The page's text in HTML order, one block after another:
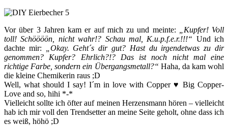
Vor über 3 Jahren kam er auf mich zu und meinte:
„Kupfer! Voll
toll! Schöööön, nicht wahr!? Schau mal, K.u.p.f.e.r.!!!“ Und ich
dachte mir:
„Okay. Geht´s dir gut? Hast du irgendetwas zu dir
genommen? Kupfer? Ehrlich?!? Das ist noch nicht mal eine
richtige Farbe, sondern ein Übergangsmetall?“ Haha, da kam wohl
die kleine Chemikerin raus ;D
Well, what should I say! I´m in love with Copper ♥ Big Copper-
Love and so, hihi *-*
Vielleicht sollte ich öfter auf meinen Herzensmann hören – vielleicht
hab ich mir voll den Trendsetter an meine Seite geholt, ohne dass ich
es weiß, höhö ;D